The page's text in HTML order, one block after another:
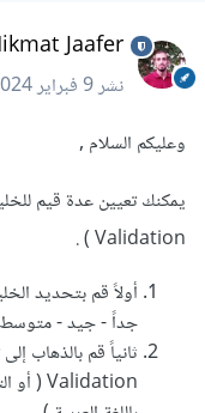
Jaafer
نشر9 فبراير 2024
وعليكم السلام ,
Validation ) .
أولاً قم بتحديد
جداً - جيد - متوسط